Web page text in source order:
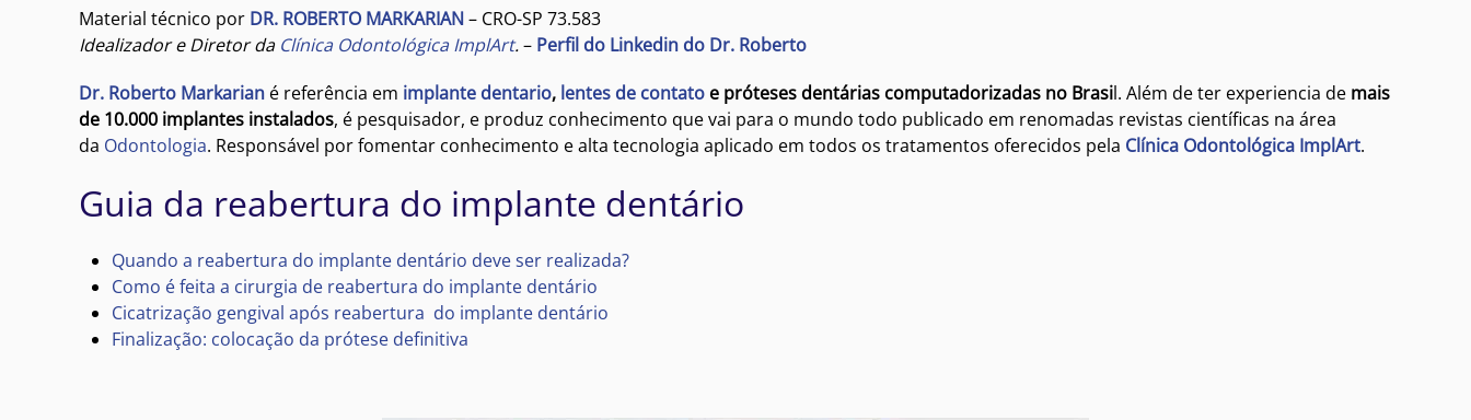
Material técnico por DR. ROBERTO MARKARIAN– CRO-SP 73.583
Idealizador e Diretor da Clínica Odontológica ImplArt.– Perfil do Linkedin do Dr. Roberto
Dr. Roberto Markarian é referência em implante dentario, lentes de contato e próteses dentárias computadorizadas no Brasil. Além de ter experiencia de mais
de 10.000 implantes instalados, é pesquisador, e produz conhecimento que vai para o mundo todo publicado em renomadas revistas científicas na área
da Odontologia. Responsável por fomentar conhecimento e alta tecnologia aplicado em todos os tratamentos oferecidos pela Clínica Odontológica ImplArt.
Guia da reabertura do implante dentário
Quando a reabertura do implante dentário deve ser realizada?
Como é feita a cirurgia de reabertura do implante dentário
Cicatrização gengival após reabertura do implante dentário
Finalização: colocação da prótese definitiva